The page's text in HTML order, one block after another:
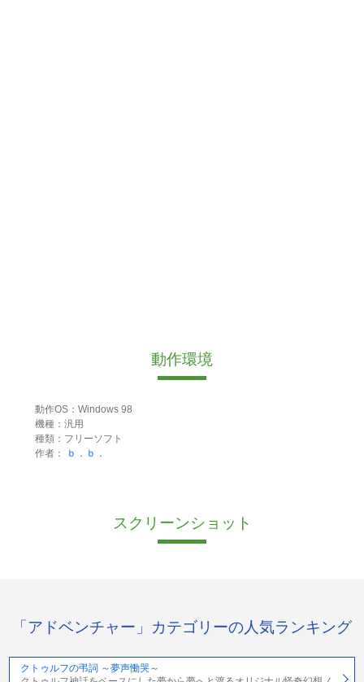
動作環境
動作OS：Windows 98
機種：汎用
種類：フリーソフト
作者：
ｂ．ｂ．
スクリーンショット
「アドベンチャー」カテゴリーの人気ランキング
クトゥルフの弔詞 ～夢声慟哭～